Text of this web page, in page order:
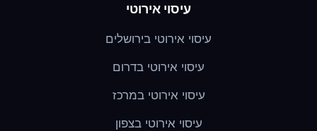
עיסוי אירוטי
עיסוי אירוטי בירושלים
עיסוי אירוטי בדרום
עיסוי אירוטי במרכז
עיסוי אירוטי בצפון